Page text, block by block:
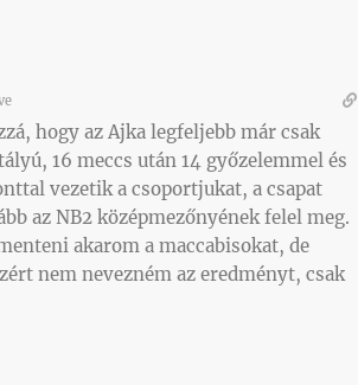
hogy az Ajka legfeljebb már csak
16 meccs után 14 győzelemmel és
vezetik a csoportjukat, a csapat
az NB2 középmezőnyének felel meg.
akarom a maccabisokat, de
nem nevezném az eredményt, csak